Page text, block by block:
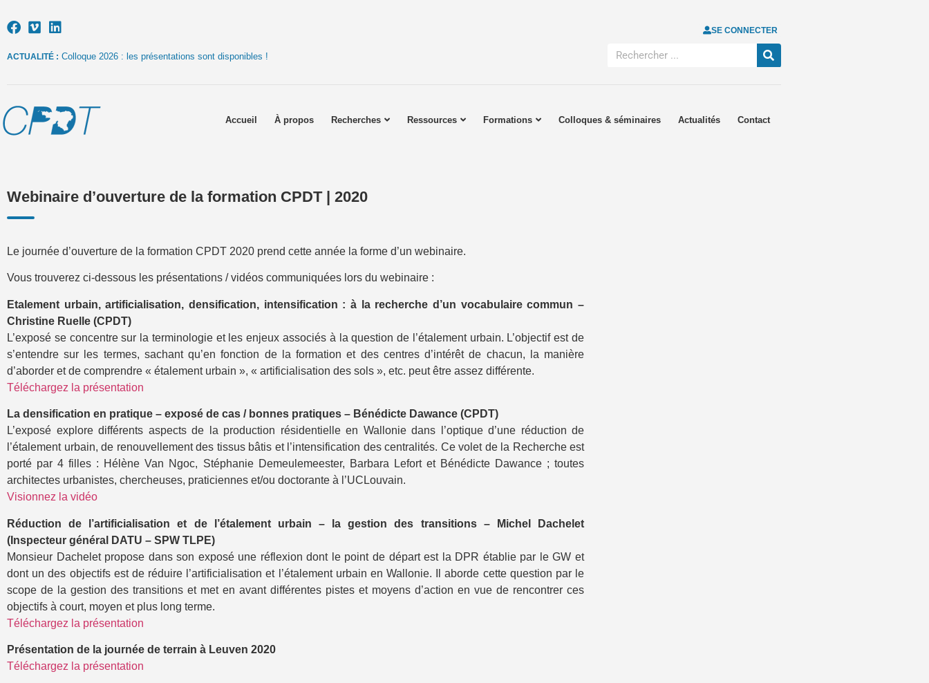
SE CONNECTER
ACTUALITÉ : Colloque 2026 : les présentations sont disponibles !
Accueil À propos Recherches Ressources Formations Colloques & séminaires Actualités Contact
Webinaire d’ouverture de la formation CPDT | 2020
Le journée d’ouverture de la formation CPDT 2020 prend cette année la forme d’un webinaire.
Vous trouverez ci-dessous les présentations / vidéos communiquées lors du webinaire :
Etalement urbain, artificialisation, densification, intensification : à la recherche d’un vocabulaire commun –
Christine Ruelle (CPDT)
L’exposé se concentre sur la terminologie et les enjeux associés à la question de l’étalement urbain. L’objectif est de
s’entendre sur les termes, sachant qu’en fonction de la formation et des centres d’intérêt de chacun, la manière
d’aborder et de comprendre « étalement urbain », « artificialisation des sols », etc. peut être assez différente.
Téléchargez la présentation
La densification en pratique – exposé de cas / bonnes pratiques – Bénédicte Dawance (CPDT)
L’exposé explore différents aspects de la production résidentielle en Wallonie dans l’optique d’une réduction de
l’étalement urbain, de renouvellement des tissus bâtis et l’intensification des centralités. Ce volet de la Recherche est
porté par 4 filles : Hélène Van Ngoc, Stéphanie Demeulemeester, Barbara Lefort et Bénédicte Dawance ; toutes
architectes urbanistes, chercheuses, praticiennes et/ou doctorante à l’UCLouvain.
Visionnez la vidéo
Réduction de l’artificialisation et de l’étalement urbain – la gestion des transitions – Michel Dachelet
(Inspecteur général DATU – SPW TLPE)
Monsieur Dachelet propose dans son exposé une réflexion dont le point de départ est la DPR établie par le GW et
dont un des objectifs est de réduire l’artificialisation et l’étalement urbain en Wallonie. Il aborde cette question par le
scope de la gestion des transitions et met en avant différentes pistes et moyens d’action en vue de rencontrer ces
objectifs à court, moyen et plus long terme.
Téléchargez la présentation
Présentation de la journée de terrain à Leuven 2020
Téléchargez la présentation